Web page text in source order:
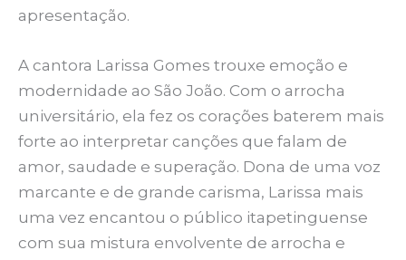
apresentação.
A cantora Larissa Gomes trouxe emoção e
modernidade ao São João. Com o arrocha
universitário, ela fez os corações baterem mais
forte ao interpretar canções que falam de
amor, saudade e superação. Dona de uma voz
marcante e de grande carisma, Larissa mais
uma vez encantou o público itapetinguense
com sua mistura envolvente de arrocha e